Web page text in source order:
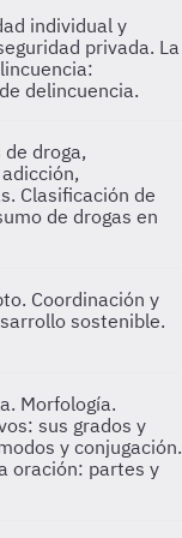
individual y
privada. La
delincuencia.
droga,
Clasificación de
de drogas en
Coordinación y
sostenible.
Morfología.
sus grados y
y conjugación.
oración: partes y